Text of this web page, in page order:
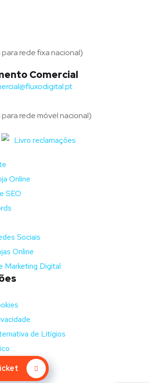
rede fixa nacional)
Comercial
rede móvel nacional)
Online
SEO
Sociais
Online
Marketing Digital
de Litígios